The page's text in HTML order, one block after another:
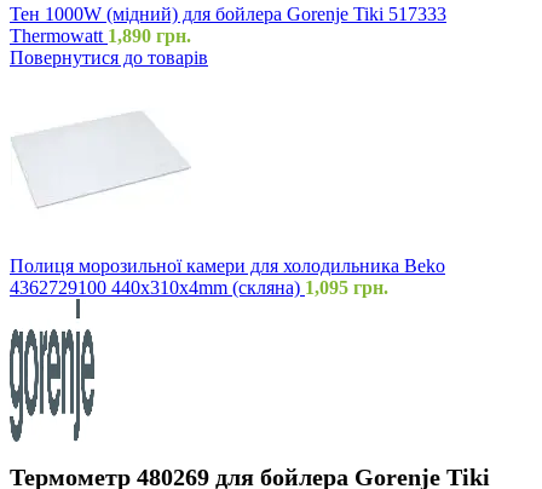
Тен 1000W (мідний) для бойлера Gorenje Tiki 517333
Thermowatt 1,890 грн.
Повернутися до товарів
Полиця морозильної камери для холодильника Beko
4362729100 440x310x4mm (скляна) 1,095 грн.
Термометр 480269 для бойлера Gorenje Tiki